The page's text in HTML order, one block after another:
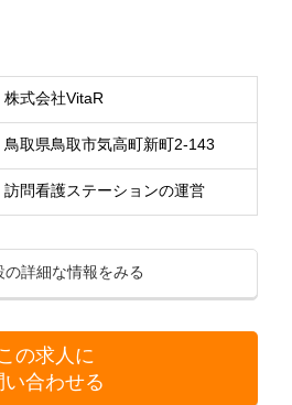
株式会社VitaR
鳥取県鳥取市気高町新町2-143
訪問看護ステーションの運営
の詳細な情報をみる
の求人に
い合わせる